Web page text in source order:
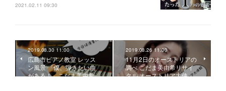
2021.02.11 09:30
2019.08.30 11:00
広島市ピアノ教室 レッス
ン風景 「僕、弾きたい曲
がある！」こだま美由希…
2019.08.26 11:00
11月2日のオーストリアの
調べ こだま美由希リサイ
タル オーストリア大使…